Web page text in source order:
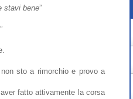
stavi bene”
sto a rimorchio e provo a
fatto attivamente la corsa